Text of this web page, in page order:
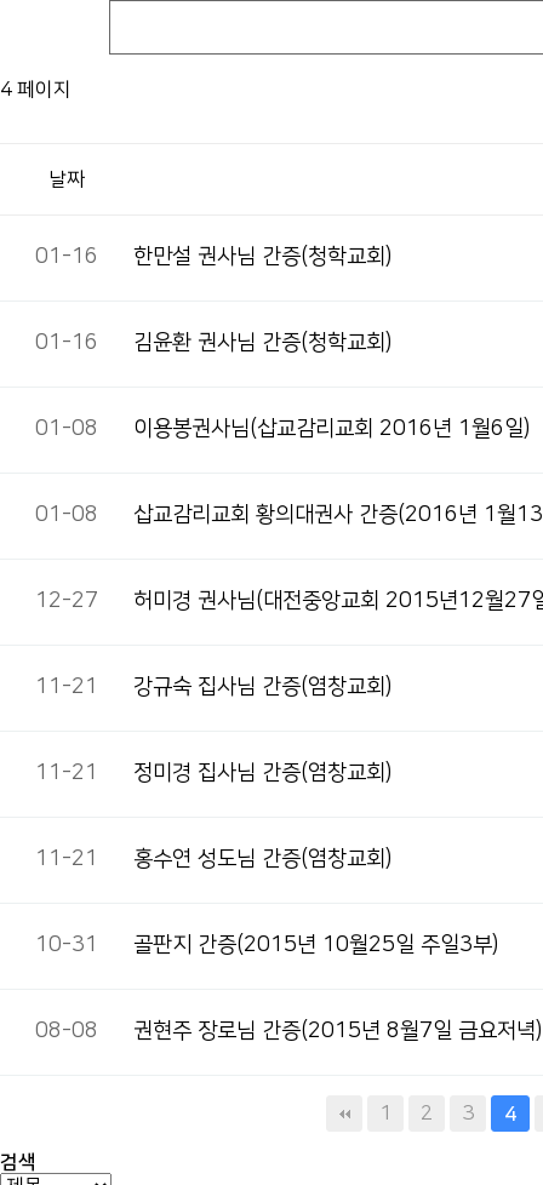
4 페이지
날짜
01-16 한만설 권사님 간증(청학교회)
01-16 김윤환 권사님 간증(청학교회)
01-08 이용봉권사님(삽교감리교회 2016년 1월6일)
01-08 삽교감리교회 황의대권사 간증(2016년 1월
12-27 허미경 권사님(대전중앙교회 2015년12월27
11-21 강규숙 집사님 간증(염창교회)
11-21 정미경 집사님 간증(염창교회)
11-21 홍수연 성도님 간증(염창교회)
10-31 골판지 간증(2015년 10월25일 주일3부)
08-08 권현주 장로님 간증(2015년 8월7일 금요저녁)
1 2 3 4
검색